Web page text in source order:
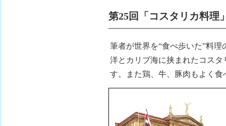
第25回「コスタリカ料理
筆者が世界を“食べ歩いた”料
洋とカリブ海に挟まれたコス
す。また鶏、牛、豚肉もよく食